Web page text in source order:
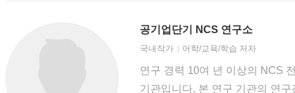
공기업단기 NCS 연구소
국내작가 어학/교육/학습 저자
연구 경력 10여 년 이상의 NCS
기관입니다. 본 연구 기관의 연구진은 실제 공기업/ 공공기관의 NCS 출제, 검수 위원으로